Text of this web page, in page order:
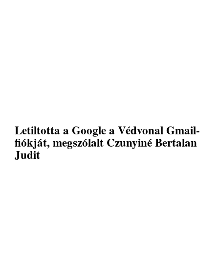
Letiltotta a Google a Védvonal Gmail-
fiókját, megszólalt Czunyiné Bertalan
Judit